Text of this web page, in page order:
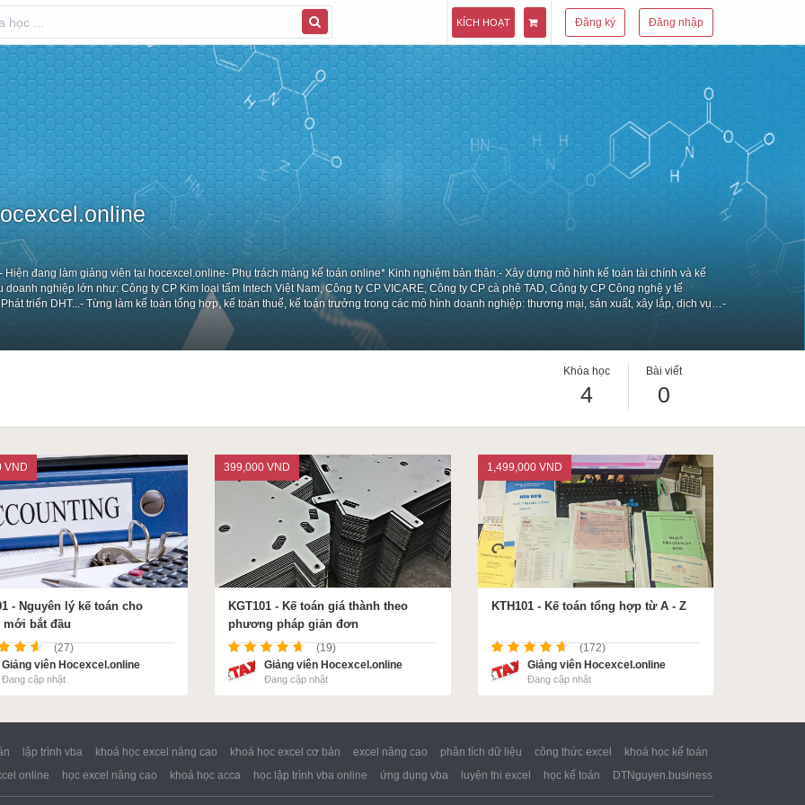
KÍCH HOẠT Đăng ký Đăng nhập
Hiện đang làm giảng viên tại hocexcel.online- Phụ trách mảng kế toán online* Kinh nghiệm bản thân:- Xây dựng mô hình kế toán tài chính và kế
doanh nghiệp lớn như: Công ty CP Kim loại tấm Intech Việt Nam, Công ty CP VICARE, Công ty CP cà phê TAD, Công ty CP Công nghệ y tế
triển DHT...- Từng làm kế toán tổng hợp, kế toán thuế, kế toán trưởng trong các mô hình doanh nghiệp: thương mại, sản xuất, xây lắp, dịch vụ…-
làm kế toán, quyết toán thuế- Có trên 4 năm kinh nghiệm trong việc dạy kế toán thực hành.
Khóa học
4
Bài viết
0
- Nguyên lý kế toán cho
bắt đầu
(27)
Giảng viên Hocexcel.online
Đang cập nhật
VND
KGT101 - Kế toán giá thành theo
phương pháp giản đơn
(19)
Giảng viên Hocexcel.online
Đang cập nhật
399,000 VND
KTH101 - Kế toán tổng hợp từ A - Z
(172)
Giảng viên Hocexcel.online
Đang cập nhật
1,499,000 VND
lập trình vba khoá học excel nâng cao khoá học excel cơ bản excel nâng cao phân tích dữ liệu công thức excel
khoá học kế toán
online học excel nâng cao khoá học acca học lập trình vba online ứng dụng vba luyện thi excel học kế toán DTNguyen.business